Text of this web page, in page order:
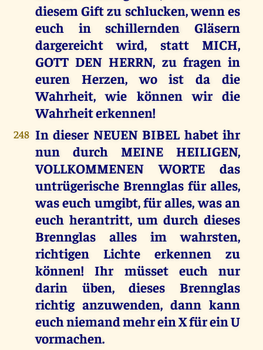
diesem Gift zu schlucken, wenn es
euch in schillernden Gläsern
dargereicht wird, statt MICH,
GOTT DEN HERRN, zu fragen in
euren Herzen, wo ist da die
Wahrheit, wie können wir die
Wahrheit erkennen!
248 In dieser NEUEN BIBEL habet ihr
nun durch MEINE HEILIGEN,
VOLLKOMMENEN WORTE das
untrügerische Brennglas für alles,
was euch umgibt, für alles, was an
euch herantritt, um durch dieses
Brennglas alles im wahrsten,
richtigen Lichte erkennen zu
können! Ihr müsset euch nur
darin üben, dieses Brennglas
richtig anzuwenden, dann kann
euch niemand mehr ein X für ein U
vormachen.